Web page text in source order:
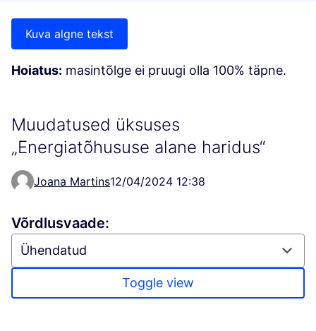
Kuva algne tekst
Hoiatus: masintõlge ei pruugi olla 100% täpne.
Muudatused üksuses
„Energiatõhususe alane haridus“
Joana Martins12/04/2024 12:38
Võrdlusvaade:
Toggle view